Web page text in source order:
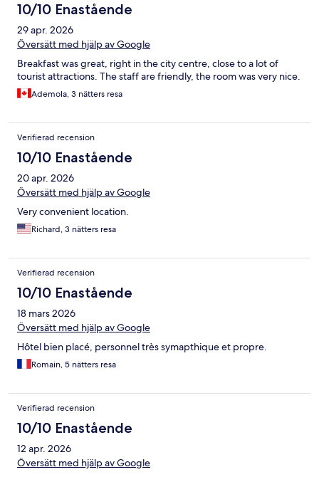
10/10 Enastående
29 apr. 2026
Översätt med hjälp av Google
Breakfast was great, right in the city centre, close to a lot of
tourist attractions. The staff are friendly, the room was very nice.
Ademola, 3 nätters resa
Verifierad recension
10/10 Enastående
20 apr. 2026
Översätt med hjälp av Google
Very convenient location.
Richard, 3 nätters resa
Verifierad recension
10/10 Enastående
18 mars 2026
Översätt med hjälp av Google
Hôtel bien placé, personnel très symapthique et propre.
Romain, 5 nätters resa
Verifierad recension
10/10 Enastående
12 apr. 2026
Översätt med hjälp av Google